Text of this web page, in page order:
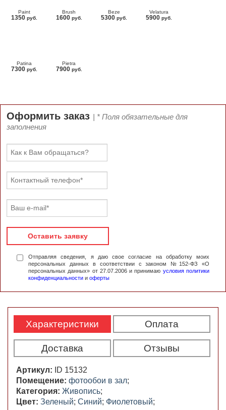
Paint
1350 руб.
Brush
1600 руб.
Beze
5300 руб.
Velatura
5900 руб.
Patina
7300 руб.
Pietra
7900 руб.
Оформить заказ | * Поля обязательные для
заполнения
Оставить заявку
Отправляя сведения, я даю свое согласие на обработку моих
персональных данных в соответствии с законом №152-ФЗ «О
персональных данных» от 27.07.2006 и принимаю условия политики
конфиденциальности и оферты
Характеристики Оплата
Доставка Отзывы
Артикул:
ID 15132
Помещение: фотообои в зал;
Категория: Живопись;
Цвет: Зеленый; Синий; Фиолетовый;